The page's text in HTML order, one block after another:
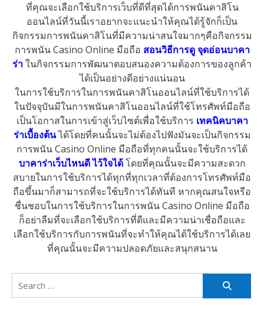
ที่คุณจะเลือกใช้บริการเว็บที่ดีที่สุดได้การพนันคาสิโน
ออนไลน์ที่วันนี้เราอยากจะแนะนำให้คุณได้รู้จักก็เป็น
กิจกรรมการพนันคาสิโนที่มีความน่าสนใจมากๆคือกิจกรรม
การพนัน Casino Online มือถือ สอนวิธีการดู จุดอ่อนบาคา
ร่าในกิจกรรมการพัฒนาตอบสนองความต้องการของลูกค้า
ได้เป็นอย่างดีอย่างแน่นอน
ในการใช้บริการในการพนันคาสิโนออนไลน์ที่ใช้บริการได้
ในปัจจุบันมีในการพนันคาสิโนออนไลน์ที่ใช้โทรศัพท์มือถือ
เป็นโอกาสในการเข้าสู่เว็บไซต์เพื่อใช้บริการ เทคนิคบาคา
ร่าเบื้องต้นได้โดยที่คนนั้นจะไม่ต้องไปฟังมันจะเป็นกิจกรรม
การพนัน Casino Online มือถือที่ทุกคนนั้นจะใช้บริการได้
บาคาร่าเว็บไหนดี ไว้ใจได้โดยที่คุณนั้นจะมีความสะดวก
สบายในการใช้บริการได้ทุกที่ทุกเวลาที่ต้องการโทรศัพท์มือ
ถือขึ้นมาก็สามารถที่จะใช้บริการได้ทันที หากคุณสนใจหรือ
ชื่นชอบในการใช้บริการในการพนัน Casino Online มือถือ
ก็อย่าลืมที่จะเลือกใช้บริการที่ดีและมีความน่าเชื่อถือและ
เลือกใช้บริการกับการพนันที่จะทำให้คุณได้ใช้บริการได้เลย
ที่คุณนั้นจะมีความปลอดภัยและสนุกสนาน
Search